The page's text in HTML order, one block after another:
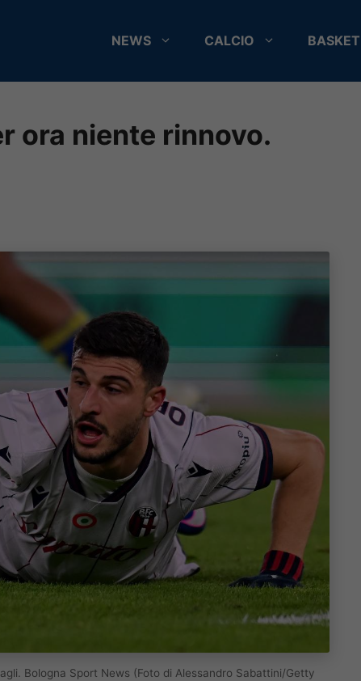
NEWS CALCIO BASKET
ora niente rinnovo.
Bologna Sport News (Foto di Alessandro Sabattini/Getty